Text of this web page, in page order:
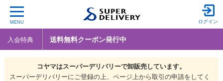
MENU ログイン
入会特典 送料無料クーポン発行中
コヤマはスーパーデリバリーで卸販売しています。
スーパーデリバリーにご登録の上、ページ上から取引の申請をしてく